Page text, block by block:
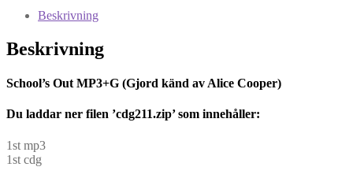
känd
Alice
mängd
Beskrivning
Beskrivning
School’s Out MP3+G (Gjord känd av Alice Cooper)
Du laddar ner filen ’cdg211.zip’ som innehåller:
1st mp3
1st cdg